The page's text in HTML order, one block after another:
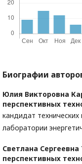
Биографии
Юлия Викторовна
перспективных
кандидат
лаборатории
Светлана
перспективных